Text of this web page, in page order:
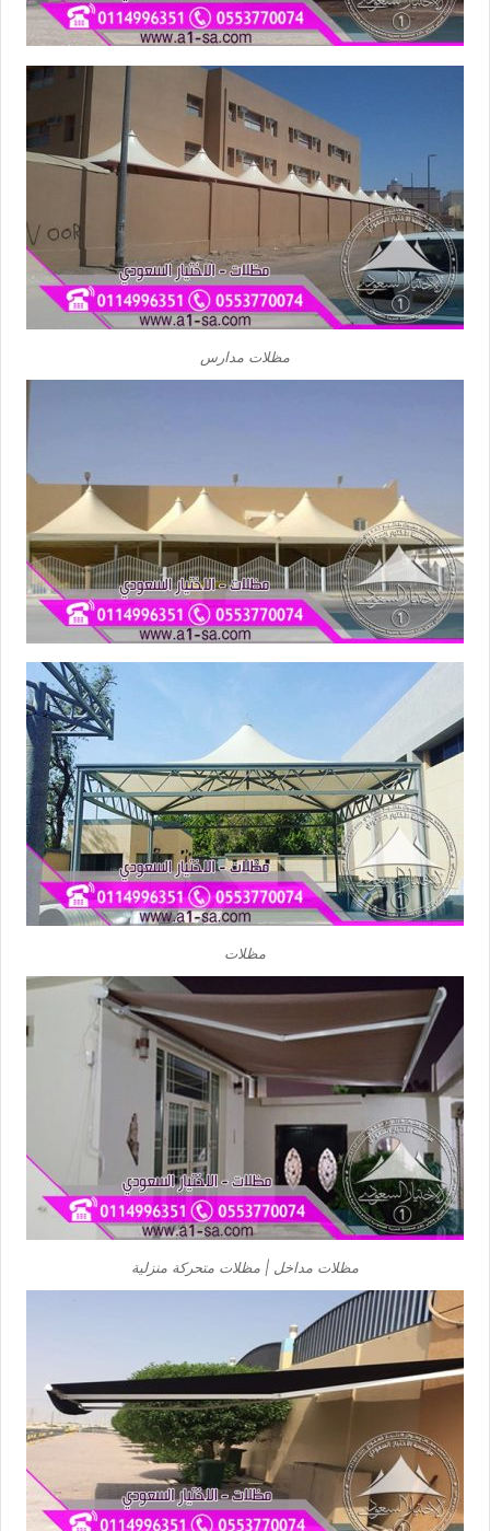
مظلات مدارس
مظلات
مظلات مداخل | مظلات متحركة منزلية